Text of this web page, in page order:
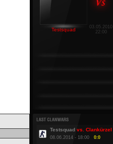
Testsquad
03.05.2010
22:00
Testsquad vs. Clankürzel
08.06.2014 - 18:00 0:0